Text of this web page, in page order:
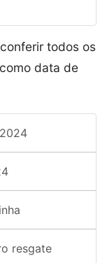
todos os
data de
resgate